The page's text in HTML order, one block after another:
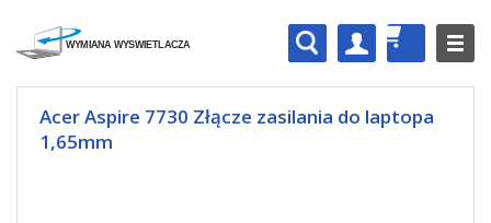
Acer Aspire 7730 Złącze zasilania do laptopa
1,65mm